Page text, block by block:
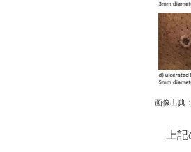
画像出典：
上記